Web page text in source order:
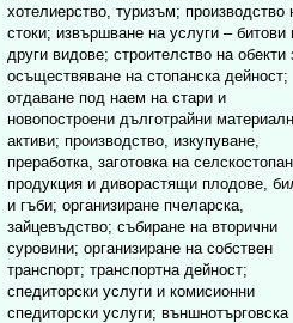
хотелиерство, туризъм; производство
стоки; извършване на услуги – битови
други видове; строителство на обекти
осъществяване на стопанска дейност;
отдаване под наем на стари и
новопостроени дълготрайни
активи; производство, изкупуване,
преработка, заготовка на
продукция и диворастящи плодове,
и гъби; организиране пчеларска,
зайцевъдство; събиране на вторични
суровини; организиране на собствен
транспорт; транспортна дейност;
спедиторски услуги и комисионни
спедиторски услуги; външнотърговска